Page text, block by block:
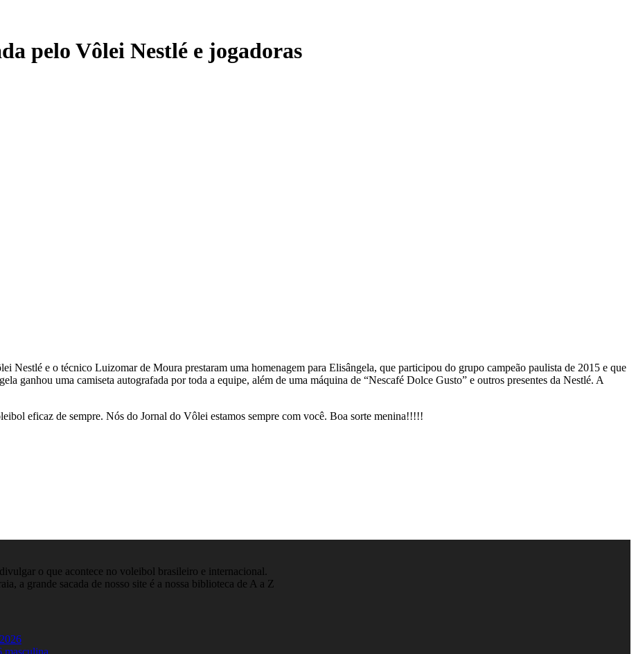
pelo Vôlei Nestlé e jogadoras
Nestlé e o técnico Luizomar de Moura prestaram uma homenagem para Elisângela, que participou do grupo campeão paulista de 2015 e que
ganhou uma camiseta autografada por toda a equipe, além de uma máquina de “Nescafé Dolce Gusto” e outros presentes da Nestlé. A
eficaz de sempre. Nós do Jornal do Vôlei estamos sempre com você. Boa sorte menina!!!!!
o que acontece no voleibol brasileiro e internacional.
a grande sacada de nosso site é a nossa biblioteca de A a Z
masculina